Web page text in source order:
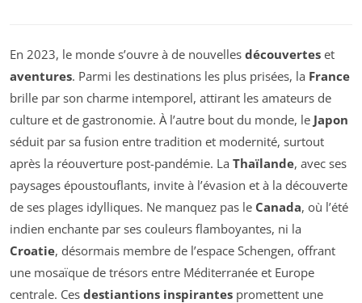
En 2023, le monde s’ouvre à de nouvelles découvertes et
aventures. Parmi les destinations les plus prisées, la France
brille par son charme intemporel, attirant les amateurs de
culture et de gastronomie. À l’autre bout du monde, le Japon
séduit par sa fusion entre tradition et modernité, surtout
après la réouverture post-pandémie. La Thaïlande, avec ses
paysages époustouflants, invite à l’évasion et à la découverte
de ses plages idylliques. Ne manquez pas le Canada, où l’été
indien enchante par ses couleurs flamboyantes, ni la
Croatie, désormais membre de l’espace Schengen, offrant
une mosaïque de trésors entre Méditerranée et Europe
centrale. Ces destiantions inspirantes promettent une